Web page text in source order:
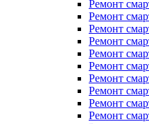
Ремонт
Ремонт
Ремонт
Ремонт
Ремонт
Ремонт
Ремонт
Ремонт
Ремонт
Ремонт